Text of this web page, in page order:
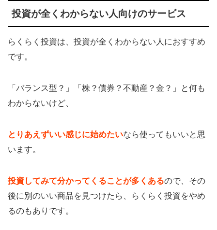
投資が全くわからない人向けのサービス
らくらく投資は、投資が全くわからない人におすすめ
です。
「バランス型？」「株？債券？不動産？金？」と何も
わからないけど、
とりあえずいい感じに始めたいなら使ってもいいと思
います。
投資してみて分かってくることが多くあるので、その
後に別のいい商品を見つけたら、らくらく投資をやめ
るのもありです。